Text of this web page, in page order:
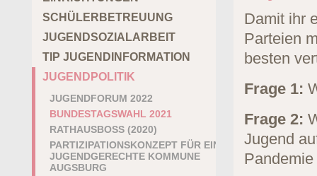
SCHÜLERBETREUUNG
JUGENDSOZIALARBEIT
TIP JUGENDINFORMATION
JUGENDPOLITIK
JUGENDFORUM 2022
BUNDESTAGSWAHL 2021
RATHAUSBOSS (2020)
PARTIZIPATIONSKONZEPT FÜR EINE
JUGENDGERECHTE KOMMUNE
AUGSBURG
Damit ihr
Parteien
besten
Frage 1:
Frage 2:
Jugend